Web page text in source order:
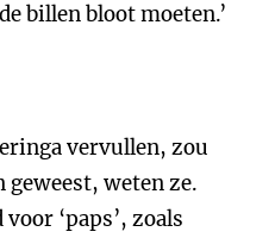
billen bloot moeten.’
vervullen, zou
weten ze.
‘paps’, zoals